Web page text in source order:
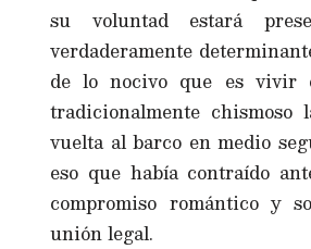
su voluntad estará
verdaderamente
de lo nocivo que es vivir
tradicionalmente chismoso
vuelta al barco en medio
eso que había contraído
compromiso romántico y
unión legal.